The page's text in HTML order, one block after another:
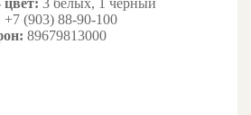
цвет: 3 белых, 1 черный
+7 (903) 88-90-100
89679813000